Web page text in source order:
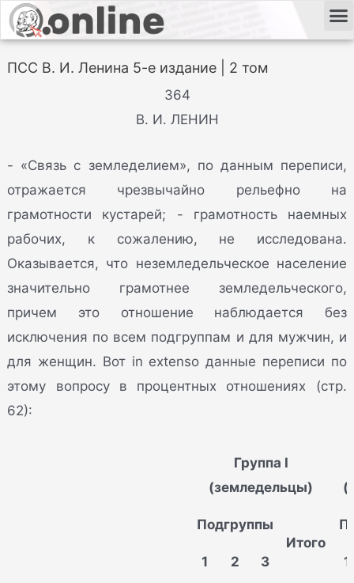
ПСС В. И. Ленина 5-е издание | 2 том
364
В. И. ЛЕНИН
- «Связь с земледелием», по данным переписи,
отражается чрезвычайно рельефно на
грамотности кустарей; - грамотность наемных
рабочих, к сожалению, не исследована.
Оказывается, что неземледельческое население
значительно грамотнее земледельческого,
причем это отношение наблюдается без
исключения по всем подгруппам и для мужчин, и
для женщин. Вот in extenso данные переписи по
этому вопросу в процентных отношениях (стр.
62):
Группа I
(земледельцы)
Подгруппы
Итого
1 2 3 1